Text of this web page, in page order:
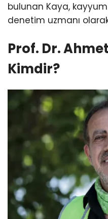
bulunan Kaya,
denetim uzmanı
Prof. Dr.
Kimdir?